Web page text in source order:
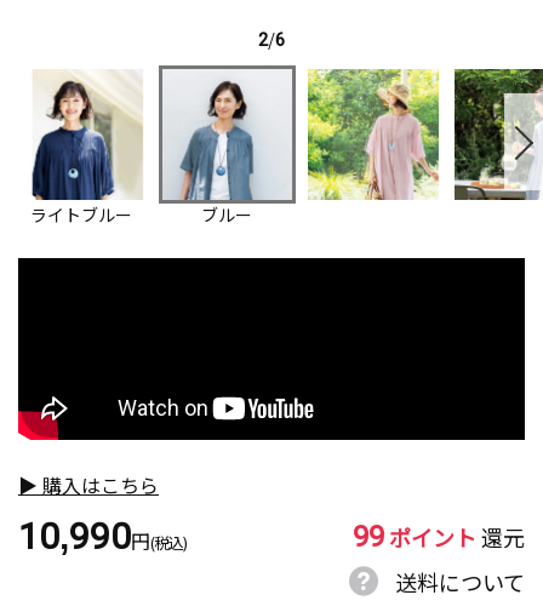
2/6
ライトブルー ブルー
▶ 購入はこちら
10,990円(税込) 99ポイント 還元
送料について